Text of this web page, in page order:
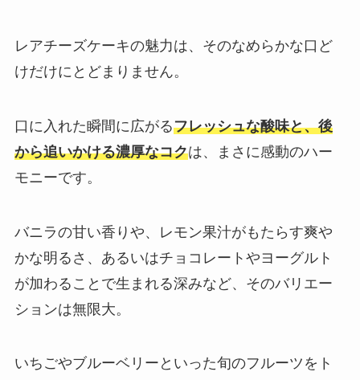
レアチーズケーキの魅力は、そのなめらかな口ど
けだけにとどまりません。
口に入れた瞬間に広がるフレッシュな酸味と、後
から追いかける濃厚なコクは、まさに感動のハー
モニーです。
バニラの甘い香りや、レモン果汁がもたらす爽や
かな明るさ、あるいはチョコレートやヨーグルト
が加わることで生まれる深みなど、そのバリエー
ションは無限大。
いちごやブルーベリーといった旬のフルーツをト